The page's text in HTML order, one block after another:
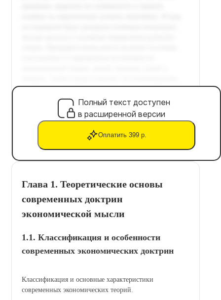
Полный текст доступен
в расширенной версии
Оплатить 399 р.
Глава 1. Теоретические основы
современных доктрин
экономической мысли
1.1. Классификация и особенности
современных экономических доктрин
Классификация и основные характеристики
современных экономических теорий.